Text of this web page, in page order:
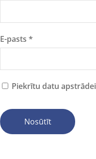
E-pasts *
Piekrītu datu apstrādei